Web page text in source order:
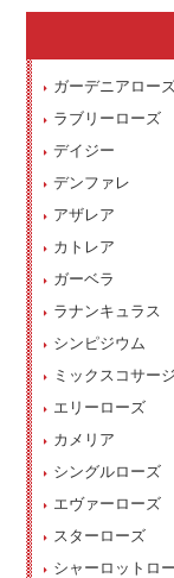
ガーデニアロー
ラブリーローズ
デイジー
デンファレ
アザレア
カトレア
ガーベラ
ラナンキュラス
シンピジウム
ミックスコサー
エリーローズ
カメリア
シングルローズ
エヴァーローズ
スターローズ
シャーロットロ